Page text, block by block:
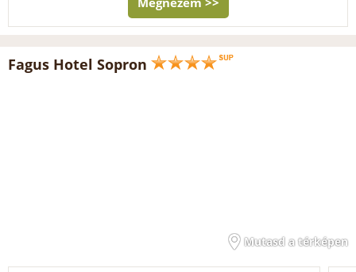
Fagus Hotel Sopron
Mutasd a térképen